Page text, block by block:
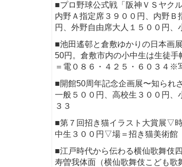
■プロ野球公式戦「阪神ＶＳヤク
内野Ａ指定席３９００円、内野
円、外野自由席大人１５００円
■池田遙邨と倉敷ゆかりの日本画
50円。倉敷市内の小中生は生徒
＝電０８６・４２５・６０３４※
■開館50周年記念企画展〜知られ
一般５００円、高校生３００円
３３
■第７回招き猫イラスト大賞展▽
中生３００円▽場＝招き猫美術館
■江戸時代から伝わる横仙歌舞伎
寿曽我体面（横仙歌舞伎こども